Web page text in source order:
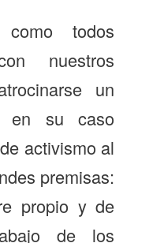
como todos
nuestros
un
en su caso
activismo al
premisas:
propio y de
de los